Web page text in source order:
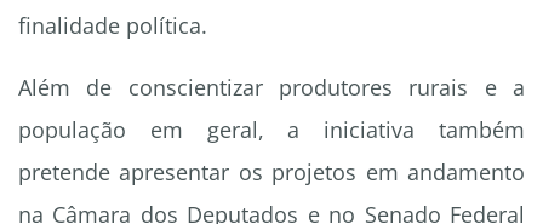
finalidade política.
Além de conscientizar produtores rurais e a
população em geral, a iniciativa também
pretende apresentar os projetos em andamento
na Câmara dos Deputados e no Senado Federal